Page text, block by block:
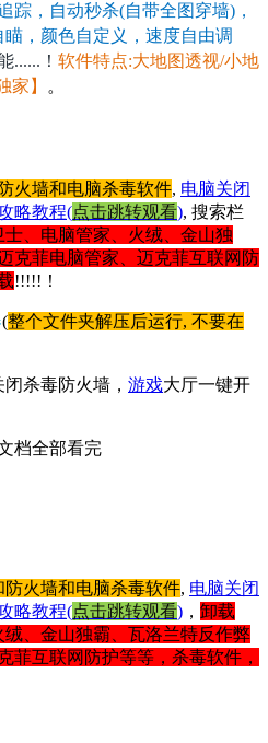
踪，自动秒杀(自带全图穿墙)，
，颜色自定义，速度自由调
......！ 软件特点:大地图透视/小地
家】 。
火墙和电脑杀毒软件, 电脑关闭
略教程(点击跳转观看), 搜索栏
士、电脑管家、火绒、金山独
克菲电脑管家、迈克菲互联网防
!!!!!！
(整个文件夹解压后运行, 不要在
杀毒防火墙， 游戏大厅一键开
档全部看完
火墙和电脑杀毒软件, 电脑关闭
略教程(点击跳转观看) ， 卸载
、金山独霸、瓦洛兰特反作弊
菲互联网防护等等，杀毒软件，